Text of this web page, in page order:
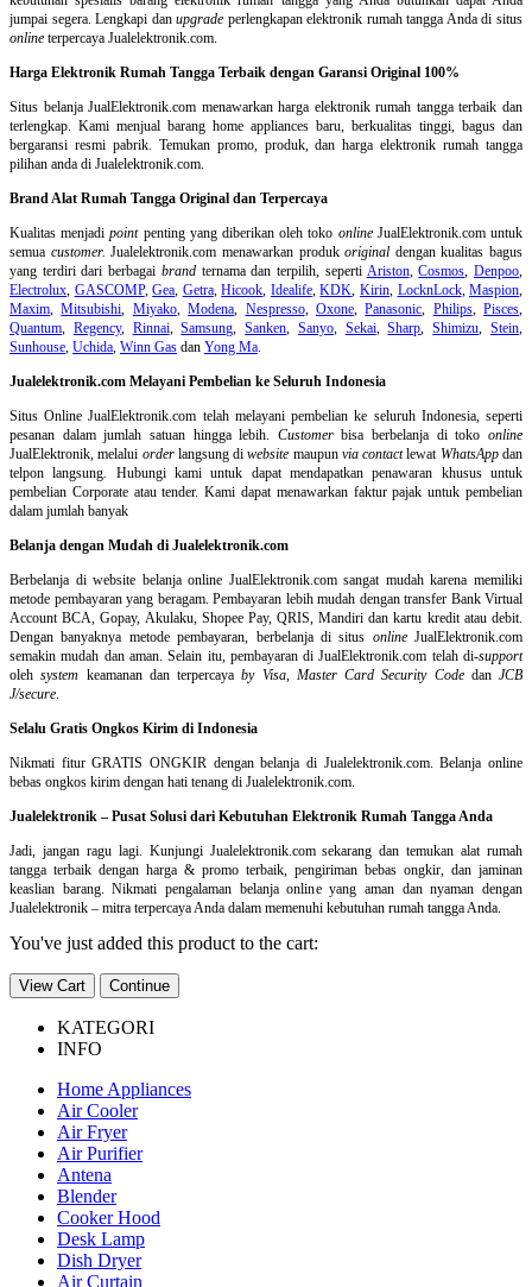
jumpai segera. Lengkapi danupgrade perlengkapan elektronik rumah tangga Anda di situs
online terpercaya Jualelektronik.com.
Harga Elektronik Rumah Tangga Terbaik dengan Garansi Original 100%
Situs belanjaJualElektronik.com menawarkan harga elektronik rumah tangga terbaik dan
terlengkap. Kami menjual barang home appliances baru, berkualitas tinggi, bagus dan
bergaransi resmi pabrik. Temukan promo, produk, dan harga elektronik rumah tangga
pilihan anda di Jualelektronik.com.
Brand Alat Rumah Tangga Original dan Terpercaya
Kualitas menjadipointpenting yang diberikan oleh toko onlineJualElektronik.com untuk
semua customer. Jualelektronik.com menawarkan produkoriginal dengan kualitas bagus
yang terdiri dari berbagai brandternama dan terpilih, seperti Ariston,Cosmos,Denpoo,
Electrolux, GASCOMP,Gea, Getra,Hicook, Idealife,KDK, Kirin, LocknLock,Maspion,
Maxim,Mitsubishi, Miyako,Modena, Nespresso, Oxone,Panasonic, Philips, Pisces,
Quantum, Regency, Rinnai,Samsung,Sanken, Sanyo, Sekai,Sharp,Shimizu,Stein,
Sunhouse, Uchida, Winn Gas dan Yong Ma.
Jualelektronik.com Melayani Pembelian ke Seluruh Indonesia
Situs Online JualElektronik.com telah melayani pembelian ke seluruh Indonesia, seperti
pesanan dalam jumlah satuan hingga lebih. Customerbisa berbelanja di tokoonline
JualElektronik, melalui orderlangsung diwebsite maupun via contactlewat WhatsAppdan
telpon langsung. Hubungi kami untuk dapat mendapatkan penawaran khusus untuk
pembelian Corporate atau tender. Kami dapat menawarkan faktur pajak untuk pembelian
dalam jumlah banyak
Belanja dengan Mudah di Jualelektronik.com
Berbelanja diwebsite belanja online JualElektronik.com sangat mudah karena memiliki
metode pembayaran yang beragam. Pembayaran lebih mudah dengan transfer Bank Virtual
Account BCA, Gopay, Akulaku, Shopee Pay, QRIS, Mandiri dan kartu kredit atau debit.
Dengan banyaknya metode pembayaran, berbelanja di situs onlineJualElektronik.com
semakin mudah dan aman. Selain itu, pembayaran di JualElektronik.com telah di-support
olehsystem keamanan dan terpercayaby Visa, Master Card Security Codedan JCB
J/secure.
Selalu Gratis Ongkos Kirim di Indonesia
Nikmati fitur GRATIS ONGKIR dengan belanja di Jualelektronik.com. Belanja online
bebas ongkos kirim dengan hati tenang di Jualelektronik.com.
Jualelektronik – Pusat Solusi dari Kebutuhan Elektronik Rumah Tangga Anda
Jadi, jangan ragu lagi. Kunjungi Jualelektronik.com sekarang dan temukan alat rumah
tangga terbaik dengan harga & promo terbaik, pengiriman bebas ongkir, dan jaminan
keaslian barang. Nikmati pengalaman belanja online yang aman dan nyaman dengan
Jualelektronik – mitra terpercaya Anda dalam memenuhi kebutuhan rumah tangga Anda.
You've just added this product to the cart:
View Cart Continue
KATEGORI
INFO
Home Appliances
Air Cooler
Air Fryer
Air Purifier
Antena
Blender
Cooker Hood
Desk Lamp
Dish Dryer
Air Curtain